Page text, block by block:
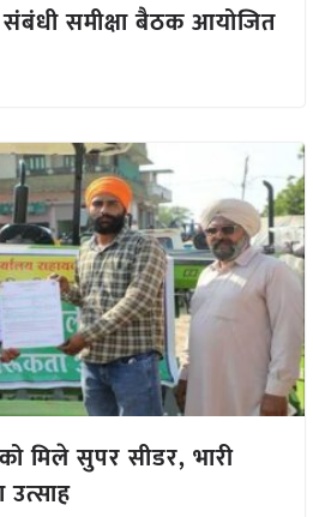
संबंधी समीक्षा बैठक आयोजित
मिले सुपर सीडर, भारी